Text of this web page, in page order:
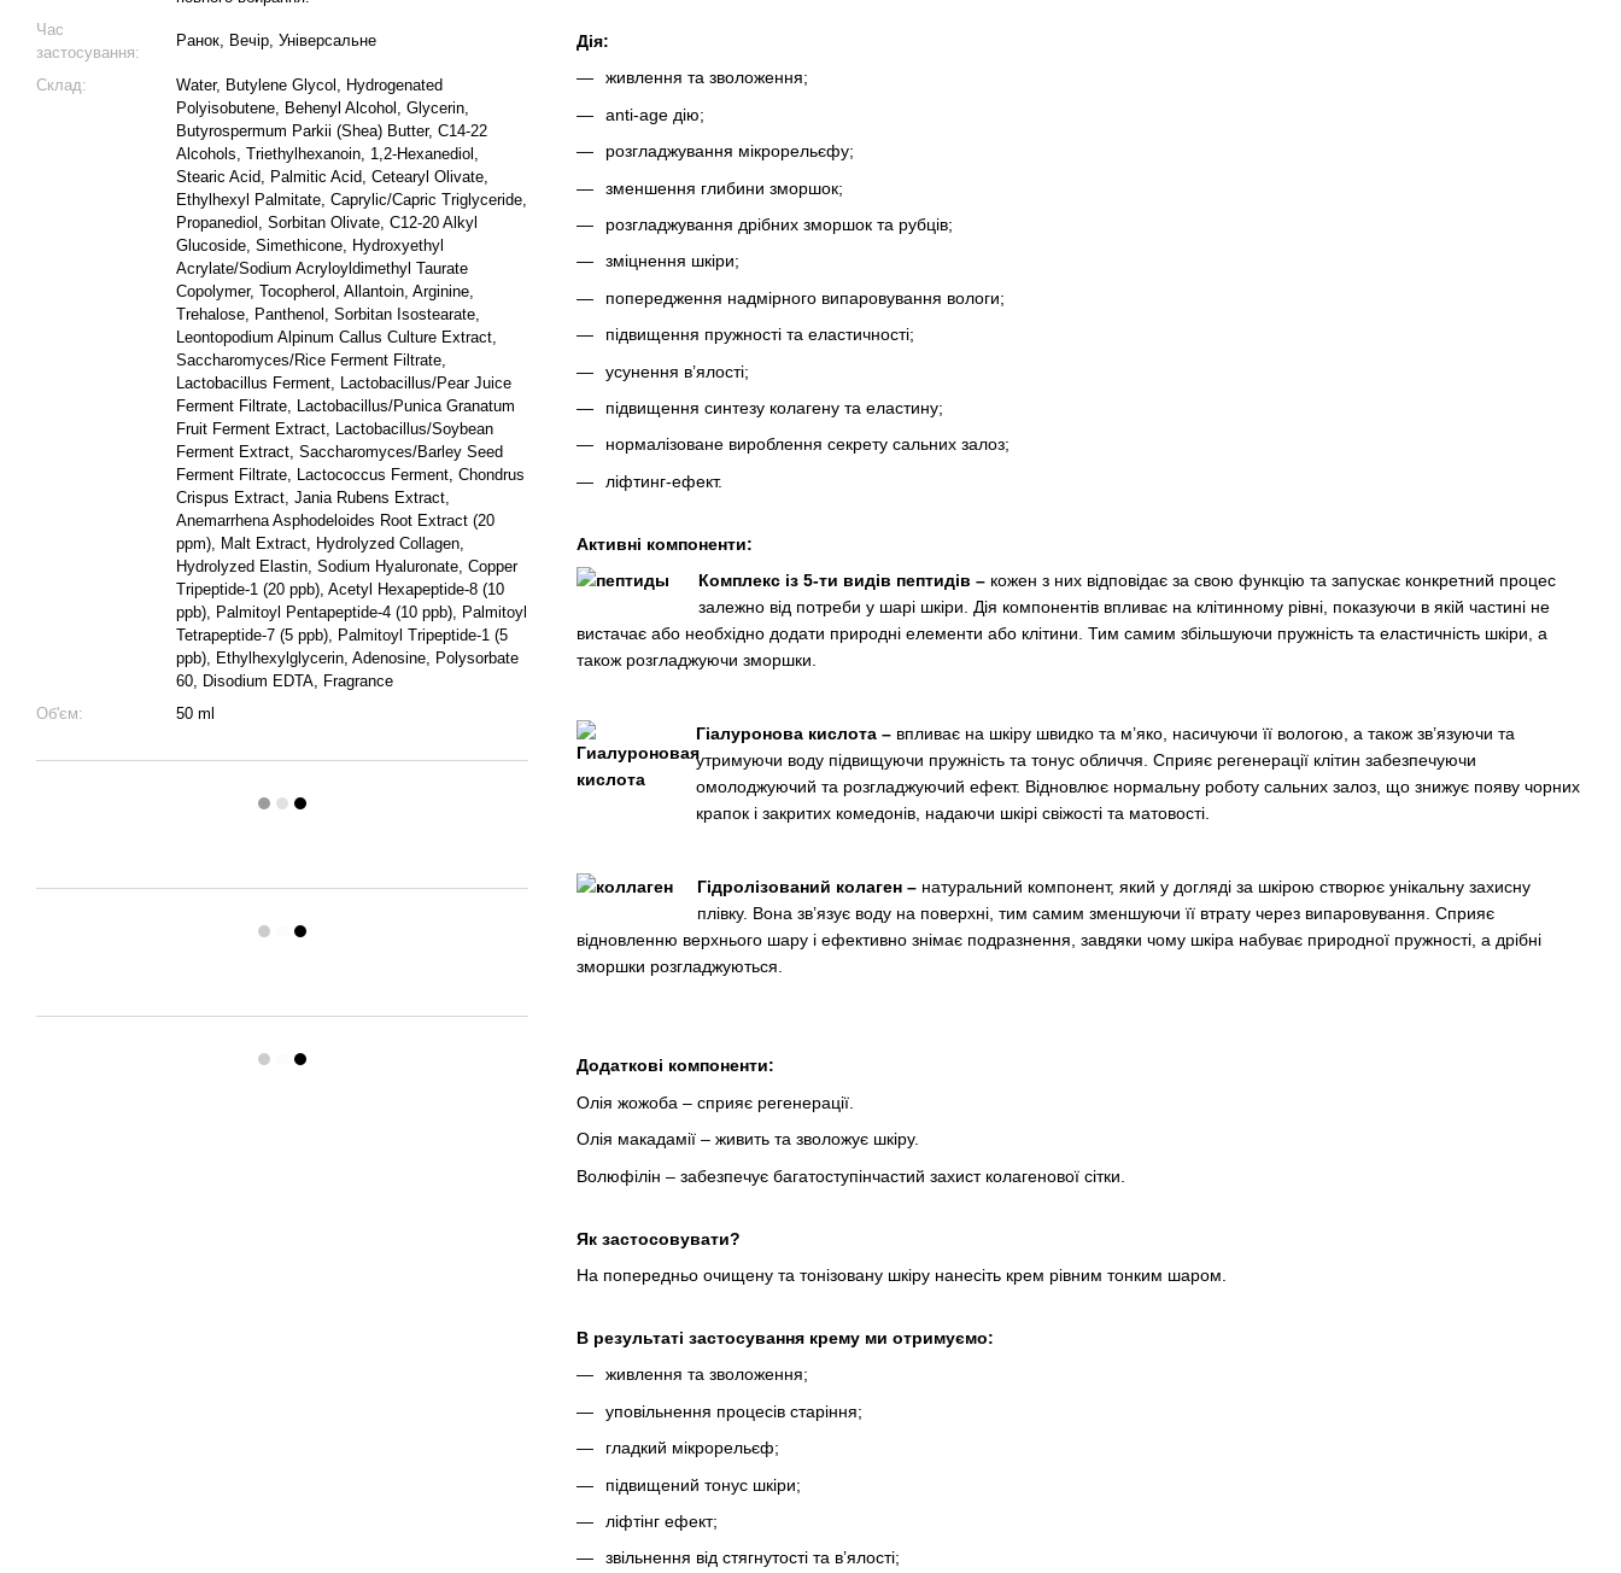
Час
застосування:
Ранок, Вечір, Універсальне
Склад:
Water, Butylene Glycol, Hydrogenated
Polyisobutene, Behenyl Alcohol, Glycerin,
Butyrospermum Parkii (Shea) Butter, C14-22
Alcohols, Triethylhexanoin, 1,2-Hexanediol,
Stearic Acid, Palmitic Acid, Cetearyl Olivate,
Ethylhexyl Palmitate, Caprylic/Capric Triglyceride,
Propanediol, Sorbitan Olivate, C12-20 Alkyl
Glucoside, Simethicone, Hydroxyethyl
Acrylate/Sodium Acryloyldimethyl Taurate
Copolymer, Tocopherol, Allantoin, Arginine,
Trehalose, Panthenol, Sorbitan Isostearate,
Leontopodium Alpinum Callus Culture Extract,
Saccharomyces/Rice Ferment Filtrate,
Lactobacillus Ferment, Lactobacillus/Pear Juice
Ferment Filtrate, Lactobacillus/Punica Granatum
Fruit Ferment Extract, Lactobacillus/Soybean
Ferment Extract, Saccharomyces/Barley Seed
Ferment Filtrate, Lactococcus Ferment, Chondrus
Crispus Extract, Jania Rubens Extract,
Anemarrhena Asphodeloides Root Extract (20
ppm), Malt Extract, Hydrolyzed Collagen,
Hydrolyzed Elastin, Sodium Hyaluronate, Copper
Tripeptide-1 (20 ppb), Acetyl Hexapeptide-8 (10
ppb), Palmitoyl Pentapeptide-4 (10 ppb), Palmitoyl
Tetrapeptide-7 (5 ppb), Palmitoyl Tripeptide-1 (5
ppb), Ethylhexylglycerin, Adenosine, Polysorbate
60, Disodium EDTA, Fragrance
Об'єм:
50 ml
Дія:
живлення та зволоження;
anti-age дію;
розгладжування мікрорельєфу;
зменшення глибини зморшок;
розгладжування дрібних зморшок та рубців;
зміцнення шкіри;
попередження надмірного випаровування вологи;
підвищення пружності та еластичності;
усунення в’ялості;
підвищення синтезу колагену та еластину;
нормалізоване вироблення секрету сальних залоз;
ліфтинг-ефект.
Активні компоненти:
Комплекс із 5-ти видів пептидів – кожен з них відповідає за свою функцію та запускає конкретний процес
залежно від потреби у шарі шкіри. Дія компонентів впливає на клітинному рівні, показуючи в якій частині не
вистачає або необхідно додати природні елементи або клітини. Тим самим збільшуючи пружність та еластичність шкіри, а
також розгладжуючи зморшки.
Гіалуронова кислота – впливає на шкіру швидко та м’яко, насичуючи її вологою, а також зв’язуючи та
утримуючи воду підвищуючи пружність та тонус обличчя. Сприяє регенерації клітин забезпечуючи
омолоджуючий та розгладжуючий ефект. Відновлює нормальну роботу сальних залоз, що знижує появу чорних
крапок і закритих комедонів, надаючи шкірі свіжості та матовості.
Гідролізований колаген – натуральний компонент, який у догляді за шкірою створює унікальну захисну
плівку. Вона зв’язує воду на поверхні, тим самим зменшуючи її втрату через випаровування. Сприяє
відновленню верхнього шару і ефективно знімає подразнення, завдяки чому шкіра набуває природної пружності, а дрібні
зморшки розгладжуються.
Додаткові компоненти:
Олія жожоба – сприяє регенерації.
Олія макадамії – живить та зволожує шкіру.
Волюфілін – забезпечує багатоступінчастий захист колагенової сітки.
Як застосовувати?
На попередньо очищену та тонізовану шкіру нанесіть крем рівним тонким шаром.
В результаті застосування крему ми отримуємо:
живлення та зволоження;
уповільнення процесів старіння;
гладкий мікрорельєф;
підвищений тонус шкіри;
ліфтінг ефект;
звільнення від стягнутості та в’ялості;